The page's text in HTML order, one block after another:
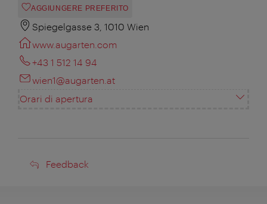
AGGIUNGERE PREFERITO
Spiegelgasse 3, 1010 Wien
www.augarten.com
+43 1 512 14 94
wien1@augarten.at
Orari di apertura
Feedback
Feedback